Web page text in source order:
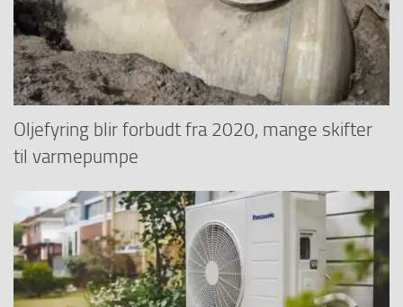
Oljefyring blir forbudt fra 2020, mange skifter
til varmepumpe